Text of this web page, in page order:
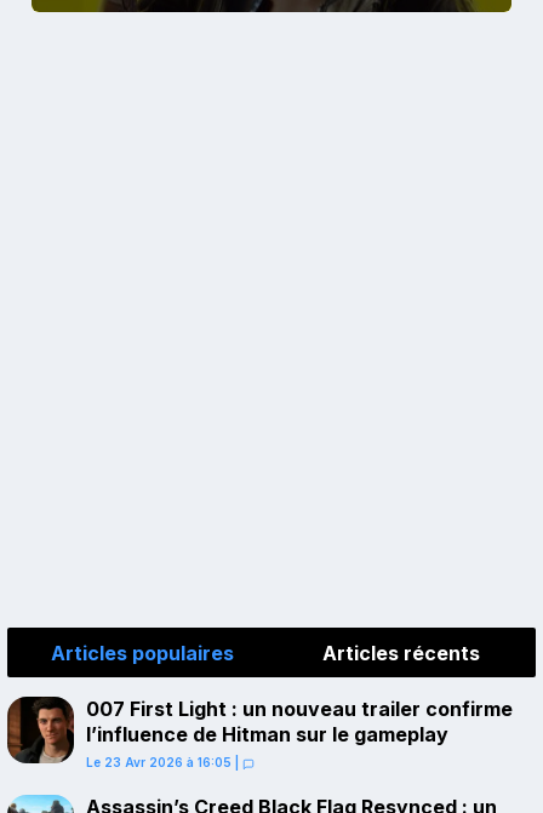
Articles populaires Articles récents
007 First Light : un nouveau trailer confirme
l’influence de Hitman sur le gameplay
Le 23 Avr 2026 à 16:05
Assassin’s Creed Black Flag Resynced : un